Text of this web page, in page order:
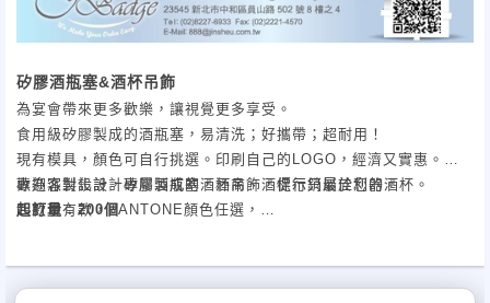
矽膠酒瓶塞&酒杯吊飾
為宴會帶來更多歡樂，讓視覺更多享受。
食用級矽膠製成的酒瓶塞，易清洗；好攜帶；超耐用！
現有模具，顏色可自行挑選。印刷自己的LOGO，經濟又實惠。
歡迎客製化設計專屬酒瓶塞，酒商、酒促行銷最佳利器。
起訂量：200個
專為派對設計，矽膠製成的酒杯吊飾，標示只屬於您的酒杯。
四款現有款，PANTONE顏色任選，
起訂量：500個